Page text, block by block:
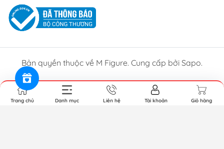
Bản quyền thuộc về M Figure. Cung cấp bởi Sapo.
Trang chủ Danh mục Liên hệ Tài khoản Giỏ hàng